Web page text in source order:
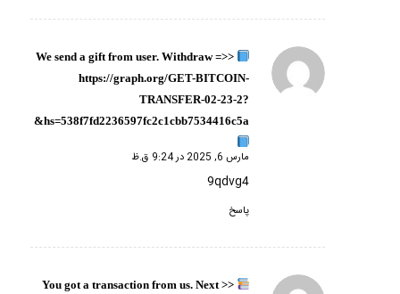
We send a gift from user. Withdrаw =>>
https://graph.org/GET-BITCOIN-
TRANSFER-02-23-2?
hs=538f7fd2236597fc2c1cbb7534416c5a&
گفته:
مارس 6, 2025 در 9:24 ق.ظ
9qdvg4
پاسخ
You got a transaction from us. Next >>